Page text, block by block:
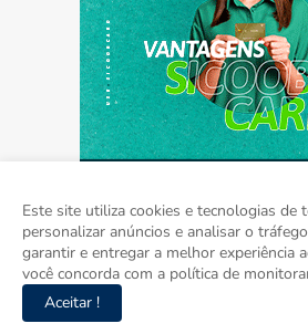
Copyright ©
Home Sobre Contato
Este site utiliza cookies e tecnologias de
personalizar anúncios e analisar o
garantir e entregar a melhor experiência
você concorda com a política de
Aceitar !